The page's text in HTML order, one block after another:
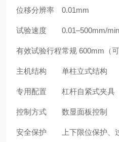
位移分辨率 0.01mm
试验速度 0.01–500mm/min
有效试验行程常规 600mm（可
主机结构 单柱立式结构
专用配置 杠杆自紧式夹具
控制方式 数显面板控制
安全保护 上下限位保护、